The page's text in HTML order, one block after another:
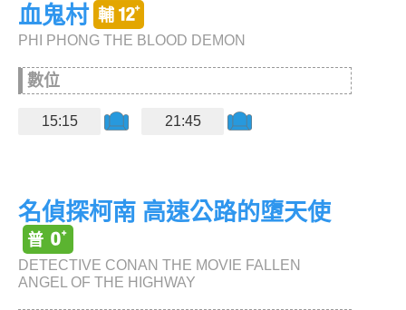
血鬼村
PHI PHONG THE BLOOD DEMON
數位
15:15 21:45
名偵探柯南 高速公路的墮天使
DETECTIVE CONAN THE MOVIE FALLEN
ANGEL OF THE HIGHWAY